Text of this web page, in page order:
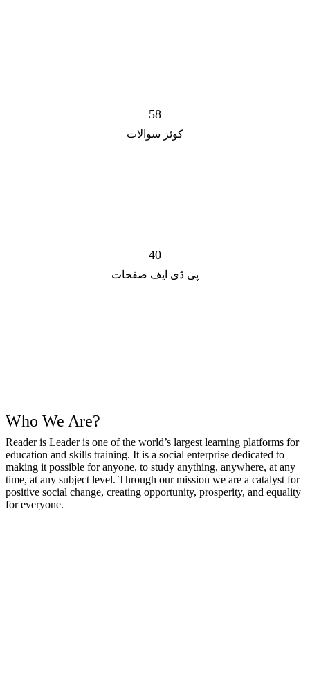
58
کوئز سوالات
40
پی ڈی ایف صفحات
Who We Are?
Reader is Leader is one of the world’s largest learning platforms for
education and skills training. It is a social enterprise dedicated to
making it possible for anyone, to study anything, anywhere, at any
time, at any subject level. Through our mission we are a catalyst for
positive social change, creating opportunity, prosperity, and equality
for everyone.